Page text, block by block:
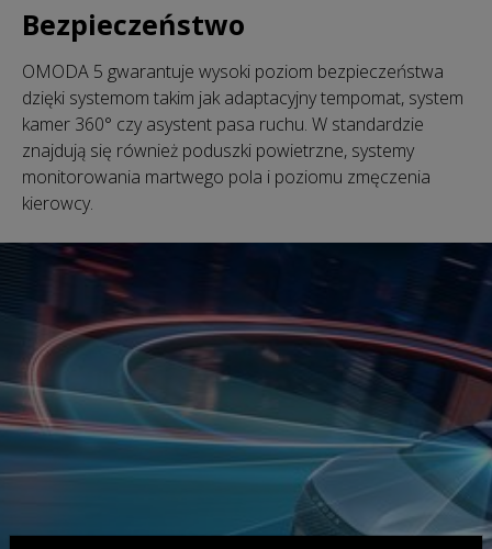
Bezpieczeństwo
OMODA 5 gwarantuje wysoki poziom bezpieczeństwa
dzięki systemom takim jak adaptacyjny tempomat, system
kamer 360° czy asystent pasa ruchu. W standardzie
znajdują się również poduszki powietrzne, systemy
monitorowania martwego pola i poziomu zmęczenia
kierowcy.